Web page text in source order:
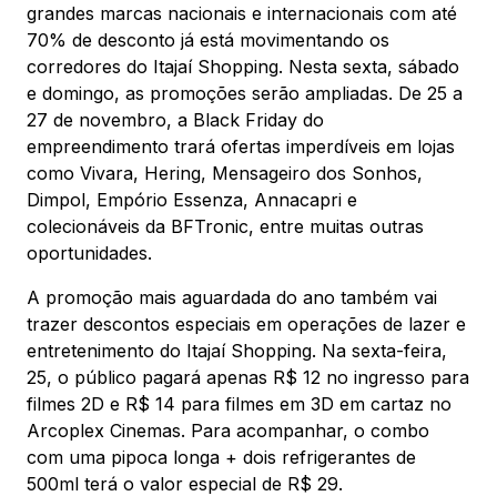
grandes marcas nacionais e internacionais com até
70% de desconto já está movimentando os
corredores do Itajaí Shopping. Nesta sexta, sábado
e domingo, as promoções serão ampliadas. De 25 a
27 de novembro, a Black Friday do
empreendimento trará ofertas imperdíveis em lojas
como Vivara, Hering, Mensageiro dos Sonhos,
Dimpol, Empório Essenza, Annacapri e
colecionáveis da BFTronic, entre muitas outras
oportunidades.
A promoção mais aguardada do ano também vai
trazer descontos especiais em operações de lazer e
entretenimento do Itajaí Shopping. Na sexta-feira,
25, o público pagará apenas R$ 12 no ingresso para
filmes 2D e R$ 14 para filmes em 3D em cartaz no
Arcoplex Cinemas. Para acompanhar, o combo
com uma pipoca longa + dois refrigerantes de
500ml terá o valor especial de R$ 29.